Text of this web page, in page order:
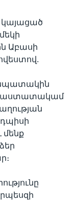
կայացած
Աբասի
նպատակին
հաստատակամ